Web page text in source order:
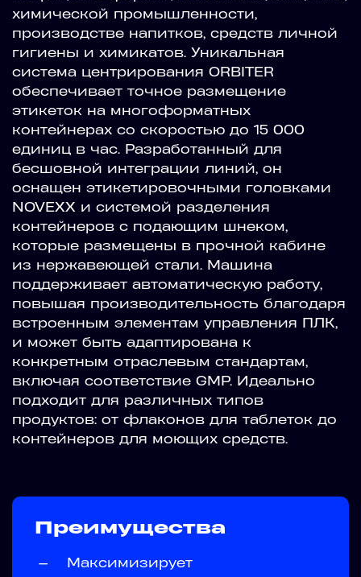
химической промышленности,
производстве напитков, средств личной
гигиены и химикатов. Уникальная
система центрирования ORBITER
обеспечивает точное размещение
этикеток на многоформатных
контейнерах со скоростью до 15 000
единиц в час. Разработанный для
бесшовной интеграции линий, он
оснащен этикетировочными головками
NOVEXX и системой разделения
контейнеров с подающим шнеком,
которые размещены в прочной кабине
из нержавеющей стали. Машина
поддерживает автоматическую работу,
повышая производительность благодаря
встроенным элементам управления ПЛК,
и может быть адаптирована к
конкретным отраслевым стандартам,
включая соответствие GMP. Идеально
подходит для различных типов
продуктов: от флаконов для таблеток до
контейнеров для моющих средств.
Преимущества
—
Максимизирует